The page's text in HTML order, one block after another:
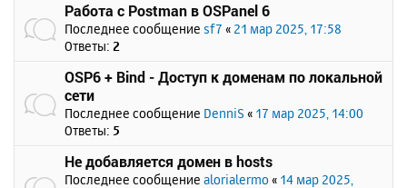
Работа с Postman в OSPanel 6
Последнее сообщение sf7 « 21 мар 2025, 17:58
Ответы: 2
OSP6 + Bind - Доступ к доменам по локальной
сети
Последнее сообщение DenniS « 17 мар 2025, 14:00
Ответы: 5
Не добавляется домен в hosts
Последнее сообщение alorialermo « 14 мар 2025,